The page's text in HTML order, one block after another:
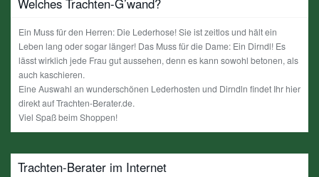
Welches Trachten-G’wand?
Ein Muss für den Herren: Die Lederhose! Sie ist zeitlos und hält ein
Leben lang oder sogar länger! Das Muss für die Dame: Ein Dirndl! Es
lässt wirklich jede Frau gut aussehen, denn es kann sowohl betonen, als
auch kaschieren.
Eine Auswahl an wunderschönen Lederhosten und Dirndln findet Ihr hier
direkt auf Trachten-Berater.de.
Viel Spaß beim Shoppen!
Trachten-Berater im Internet